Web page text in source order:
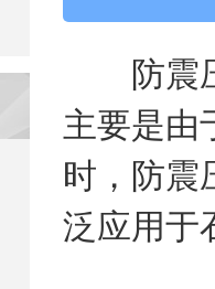
防震压
主要是由
时，防震
泛应用于